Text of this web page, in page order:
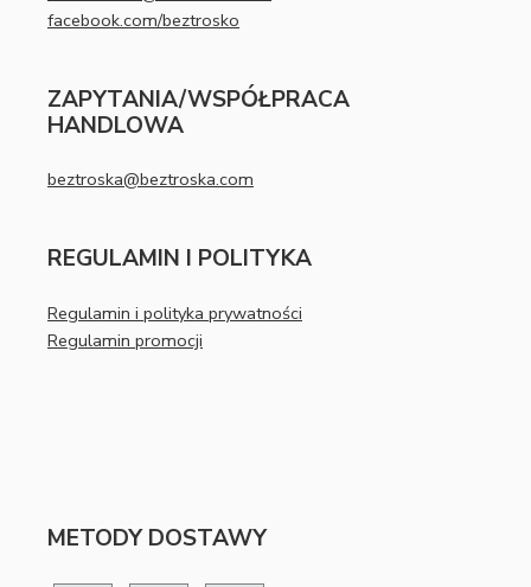
facebook.com/beztrosko
ZAPYTANIA/WSPÓŁPRACA
HANDLOWA
beztroska@beztroska.com
REGULAMIN I POLITYKA
Regulamin i polityka prywatności
Regulamin promocji
METODY DOSTAWY